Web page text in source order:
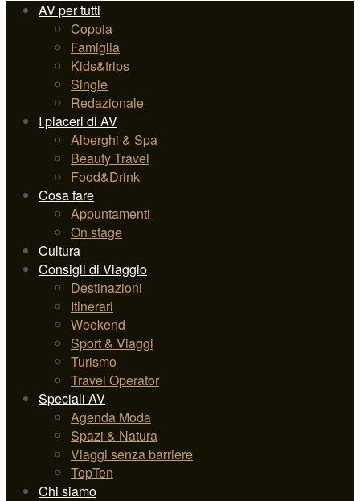
AV per tutti
Coppia
Famiglia
Kids&trips
Single
Redazionale
I piaceri di AV
Alberghi & Spa
Beauty Travel
Food&Drink
Cosa fare
Appuntamenti
On stage
Cultura
Consigli di Viaggio
Destinazioni
Itinerari
Weekend
Sport & Viaggi
Turismo
Travel Operator
Speciali AV
Agenda Moda
Spazi & Natura
Viaggi senza barriere
TopTen
Chi siamo